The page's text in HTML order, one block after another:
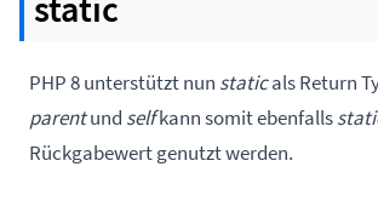
PHP 8 unterstützt nun staticals Return
parentund selfkann somit ebenfalls
Rückgabewert genutzt werden.